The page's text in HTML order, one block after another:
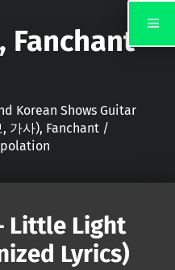
Fanchant
Korean Shows Guitar
가사), Fanchant /
Little Light
Lyrics)